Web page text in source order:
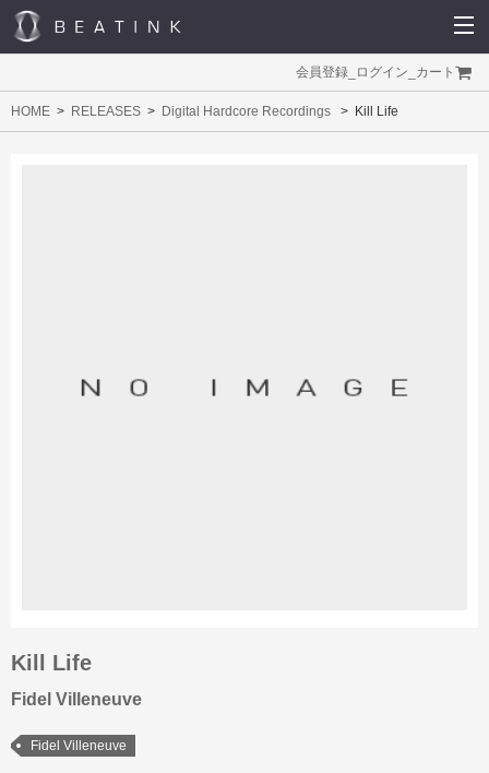
会員登録 ログイン カート
HOME RELEASES Digital Hardcore Recordings Kill Life
Kill Life
Fidel Villeneuve
Fidel Villeneuve